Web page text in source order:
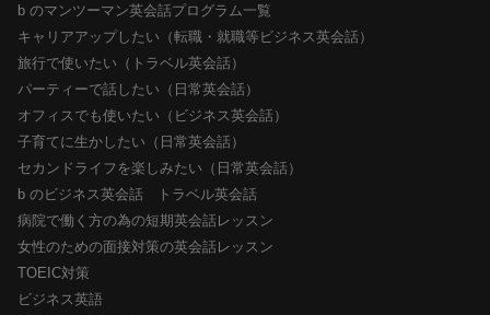
b のマンツーマン英会話プログラム一覧
キャリアアップしたい（転職・就職等ビジネス英会話）
旅行で使いたい（トラベル英会話）
パーティーで話したい（日常英会話）
オフィスでも使いたい（ビジネス英会話）
子育てに生かしたい（日常英会話）
セカンドライフを楽しみたい（日常英会話）
b のビジネス英会話 トラベル英会話
病院で働く方の為の短期英会話レッスン
女性のための面接対策の英会話レッスン
TOEIC対策
ビジネス英語